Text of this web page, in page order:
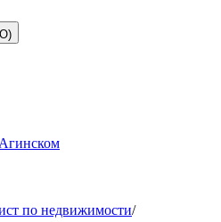
по недвижимости/